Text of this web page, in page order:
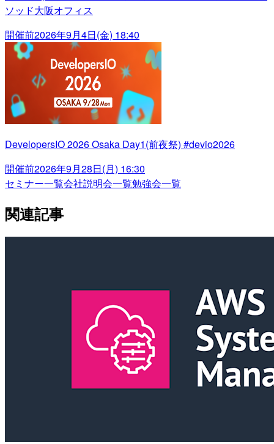
ソッド大阪オフィス
開催前2026年9月4日(金) 18:40
DevelopersIO 2026 Osaka Day1(前夜祭) #devio2026
開催前2026年9月28日(月) 16:30
セミナー一覧会社説明会一覧勉強会一覧
関連記事